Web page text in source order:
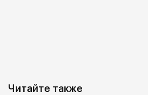
Читайте также